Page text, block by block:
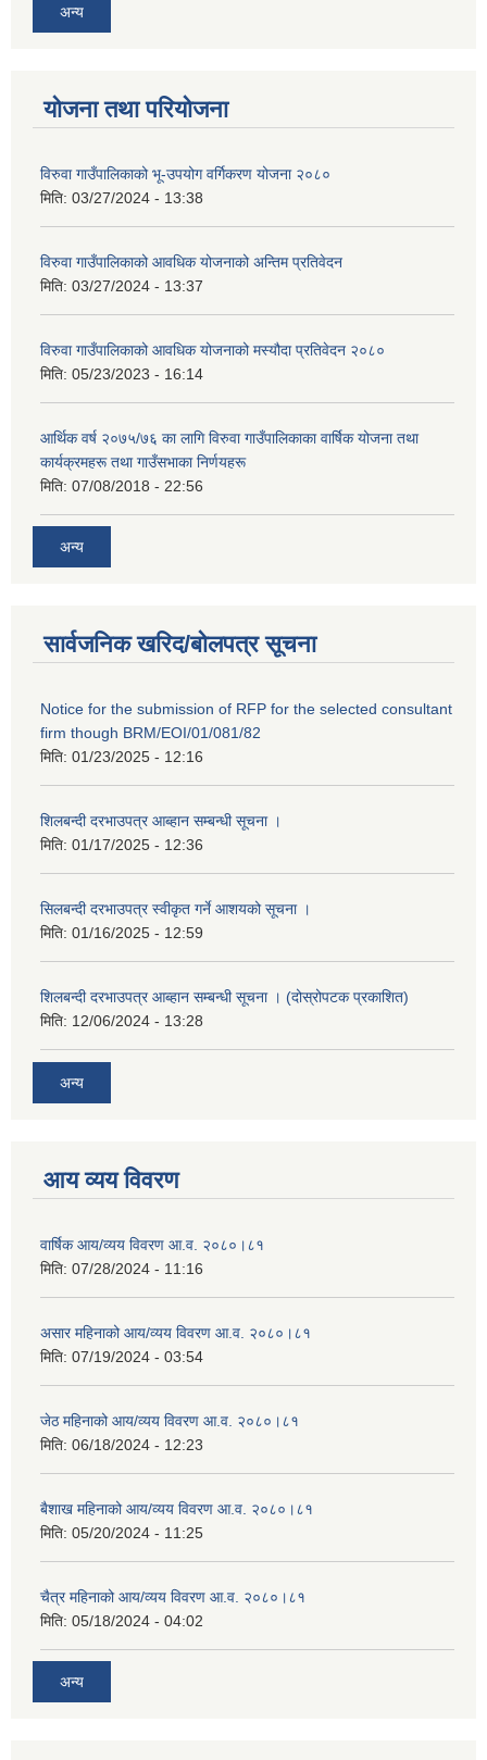
अन्य
योजना तथा परियोजना
विरुवा गाउँपालिकाको भू-उपयोग वर्गिकरण योजना २०८०
मिति: 03/27/2024 - 13:38
विरुवा गाउँपालिकाको आवधिक योजनाको अन्तिम प्रतिवेदन
मिति: 03/27/2024 - 13:37
विरुवा गाउँपालिकाको आवधिक योजनाको मस्यौदा प्रतिवेदन २०८०
मिति: 05/23/2023 - 16:14
आर्थिक वर्ष २०७५/७६ का लागि विरुवा गाउँपालिकाका वार्षिक योजना तथा
कार्यक्रमहरू तथा गाउँसभाका निर्णयहरू
मिति: 07/08/2018 - 22:56
अन्य
सार्वजनिक खरिद/बोलपत्र सूचना
Notice for the submission of RFP for the selected consultant
firm though BRM/EOI/01/081/82
मिति: 01/23/2025 - 12:16
शिलबन्दी दरभाउपत्र आब्हान सम्बन्धी सूचना ।
मिति: 01/17/2025 - 12:36
सिलबन्दी दरभाउपत्र स्वीकृत गर्ने आशयको सूचना ।
मिति: 01/16/2025 - 12:59
शिलबन्दी दरभाउपत्र आब्हान सम्बन्धी सूचना । (दोस्रोपटक प्रकाशित)
मिति: 12/06/2024 - 13:28
अन्य
आय व्यय विवरण
वार्षिक आय/व्यय विवरण आ.व. २०८०।८१
मिति: 07/28/2024 - 11:16
असार महिनाको आय/व्यय विवरण आ.व. २०८०।८१
मिति: 07/19/2024 - 03:54
जेठ महिनाको आय/व्यय विवरण आ.व. २०८०।८१
मिति: 06/18/2024 - 12:23
बैशाख महिनाको आय/व्यय विवरण आ.व. २०८०।८१
मिति: 05/20/2024 - 11:25
चैत्र महिनाको आय/व्यय विवरण आ.व. २०८०।८१
मिति: 05/18/2024 - 04:02
अन्य